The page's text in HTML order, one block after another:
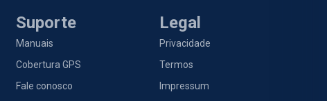
Suporte
Manuais
Cobertura GPS
Fale conosco
Legal
Privacidade
Termos
Impressum